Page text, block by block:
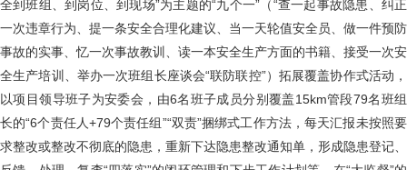
全到班组、到岗位、到现场”为主题的“九个一”（“查一起事故隐患、纠正
一次违章行为、提一条安全合理化建议、当一天轮值安全员、做一件预防
事故的实事、忆一次事故教训、读一本安全生产方面的书籍、接受一次安
全生产培训、举办一次班组长座谈会“联防联控”）拓展覆盖协作式活动，
以项目领导班子为安委会，由6名班子成员分别覆盖15km管段79名班组
长的“6个责任人+79个责任组”“双责”捆绑式工作方法，每天汇报未按照要
求整改或整改不彻底的隐患，重新下达隐患整改通知单，形成隐患登记、